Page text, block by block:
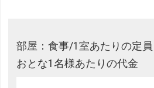
部屋：食事/1室あたりの定員
おとな1名様あたりの代金